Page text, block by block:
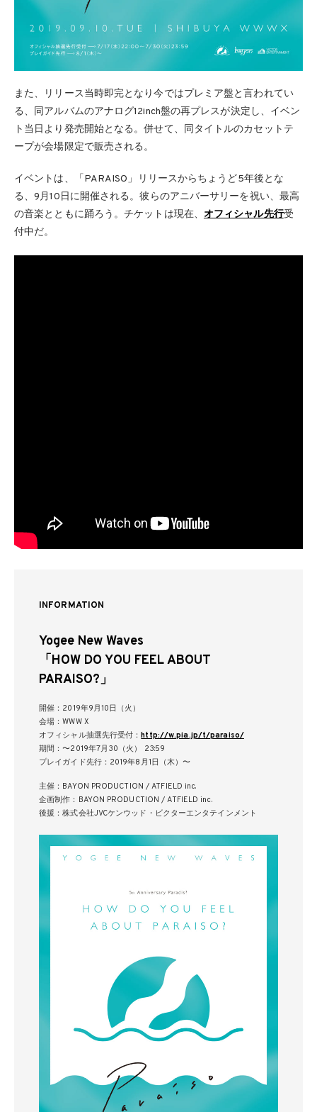
また、リリース当時即完となり今ではプレミア盤と言われてい
る、同アルバムのアナログ12inch盤の再プレスが決定し、イベン
ト当日より発売開始となる。併せて、同タイトルのカセットテ
ープが会場限定で販売される。
イベントは、「PARAISO」リリースからちょうど5年後とな
る、9月10日に開催される。彼らのアニバーサリーを祝い、最高
の音楽とともに踊ろう。チケットは現在、 オフィシャル先行受
付中だ。
INFORMATION
Yogee New Waves
「HOW DO YOU FEEL ABOUT
PARAISO?」
開催：2019年9月10日（火）
会場：WWW X
オフィシャル抽選先行受付：http://w.pia.jp/t/paraiso/
期間：〜2019年7月30（火） 23:59
プレイガイド先行：2019年8月1日（木）〜
主催：BAYON PRODUCTION / ATFIELD inc.
企画制作：BAYON PRODUCTION / ATFIELD inc.
後援：株式会社JVCケンウッド・ビクターエンタテインメント